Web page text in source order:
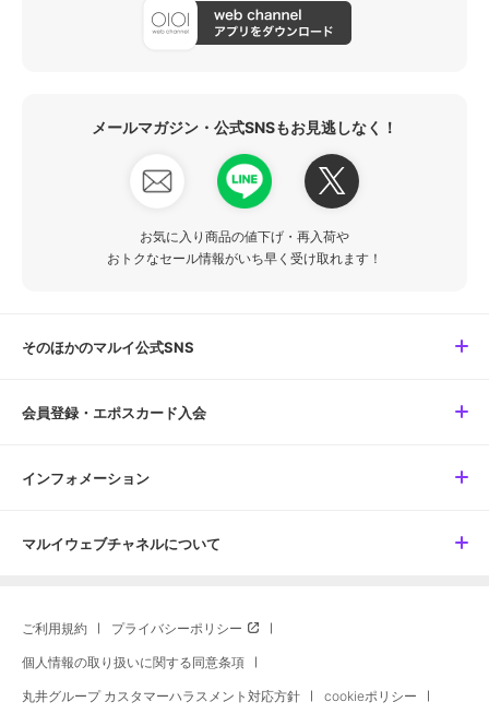
メールマガジン・公式SNSもお見逃しなく！
お気に入り商品の値下げ・再入荷や
おトクなセール情報がいち早く受け取れます！
そのほかのマルイ公式SNS
会員登録・エポスカード入会
インフォメーション
マルイウェブチャネルについて
ご利用規約 プライバシーポリシー
個人情報の取り扱いに関する同意条項
丸井グループ カスタマーハラスメント対応方針 cookieポリシー